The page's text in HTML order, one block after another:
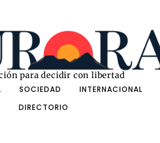
para decidir con libertad
SOCIEDAD INTERNACIONAL
DIRECTORIO